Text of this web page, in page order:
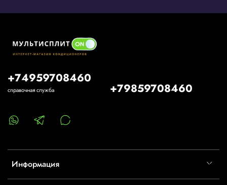
Информация
+74959708460
справочная служба +79859708460